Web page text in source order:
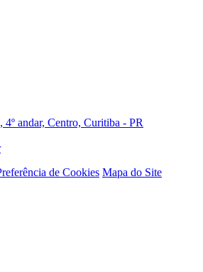
4º andar, Centro, Curitiba - PR
de Cookies Mapa do Site